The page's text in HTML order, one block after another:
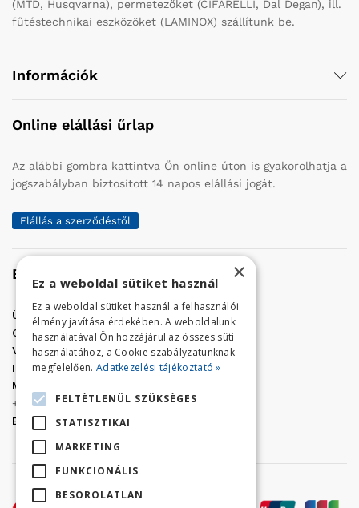
(MTD, Husqvarna), permetezőket (CIFARELLI, Dal Degan), ill.
fűtéstechnikai eszközöket (LAMINOX) szállítunk be.
Információk
Online elállási űrlap
Az alábbi gombra kattintva Ön online úton is gyakorolhatja a
jogszabályban biztosított 14 napos elállási jogát.
Elállás a szerződéstől
Elérhetőség
Üzletünk címe:
Szolnok, Vércse út 17.
Golf Center Áruház:06 (56) 423-324
VÁR-Kert Áruház: 06 (56) 429-771
Iroda:06 (56) 421-857
Megrendelés, termék információ:
+36 (70) 938-3356
E-mail:
golfaruhaz@gmail.com
×
Ez a weboldal sütiket használ
Ez a weboldal sütiket használ a felhasználói
élmény javítása érdekében. A weboldalunk
használatával Ön hozzájárul az összes süti
használatához, a Cookie szabályzatunknak
megfelelően. Adatkezelési tájékoztató »
FELTÉTLENÜL SZÜKSÉGES
STATISZTIKAI
MARKETING
FUNKCIONÁLIS
BESOROLATLAN